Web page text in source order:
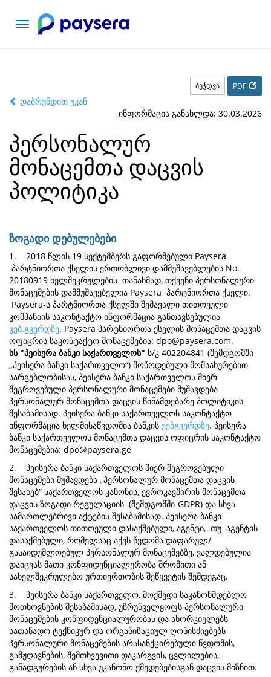
ნავიგაციის
გადართვა
ბეჭდვა PDF
დაბრუნდით უკან
ინფორმაცია განახლდა: 30.03.2026
პერსონალურ
მონაცემთა დაცვის
პოლიტიკა
ზოგადი დებულებები
1. 2018 წლის 19 სექტემბერს გაფორმებული Paysera
პარტნიორთა ქსელის ერთობლივი დამმუშავებლების No.
20180919 ხელშეკრულების თანახმად, თქვენი პერსონალური
მონაცემების დამმუშავებელია Paysera პარტნიორთა ქსელი.
Paysera-ს პარტნიორთა ქსელში შემავალი თითოეული
კომპანიის საკონტაქტო ინფორმაცია განთავსებულია
ვებ.გვერდზე. Paysera პარტნიორთა ქსელის მონაცემთა დაცვის
ოფიცრის საკონტაქტო მონაცემებია: dpo@paysera.com.
სს "პეისერა ბანკი საქართველოს" ს/კ 402204841 (შემდგომში
„პეისერა ბანკი საქართველო“) მოწოდებული მომსახურებით
სარგებლობისას, პეისერა ბანკი საქართველოს მიერ
შეგროვებული პერსონალური მონაცემები მუშავდება
პერსონალურ მონაცემთა დაცვის წინამდებარე პოლიტიკის
შესაბამისად. პეისერა ბანკი საქართველოს საკონტაქტო
ინფორმაცია ხელმისაწვდომია ბანკის ვებგვერდზე. პეისერა
ბანკი საქართველოს მონაცემთა დაცვის ოფიცრის საკონტაქტო
მონაცემებია: dpo@paysera.ge
2. პეისერა ბანკი საქართველოს მიერ შეგროვებული
მონაცემები მუშავდება „პერსონალურ მონაცემთა დაცვის
შესახებ“ საქართველოს კანონის, ევროკავშირის მონაცემთა
დაცვის ზოგადი რეგულაციის (შემდგომში-GDPR) და სხვა
სამართლებრივი აქტების შესაბამისად. პეისერა ბანკი
საქართველოს თითოეული დასაქმებული, აგენტი, თუ აგენტის
დასაქმებული, რომელსაც აქვს წვდომა დაფარულ/
გასაიდუმლოებულ პერსონალურ მონაცემებზე, ვალდებულია
დაიცვას მათი კონფიდენციალურობა შრომითი ან
სახელშეკრულებო ურთიერთობის შეწყვეტის შემდეგაც.
3. პეისერა ბანკი საქართველო, მოქმედი საკანონმდებლო
მოთხოვნების შესაბამისად, უზრუნველყოფს პერსონალური
მონაცემების კონფიდენციალურობას და ახორციელებს
სათანადო ტექნიკურ და ორგანიზაციულ ღონისძიებებს
პერსონალური მონაცემების არასანქცირებული წვდომის,
გამჟღავნების, შემთხვევითი დაკარგვის, ცვლილების,
განადგურების ან სხვა უკანონო ქმედებებისგან დაცვის მიზნით.